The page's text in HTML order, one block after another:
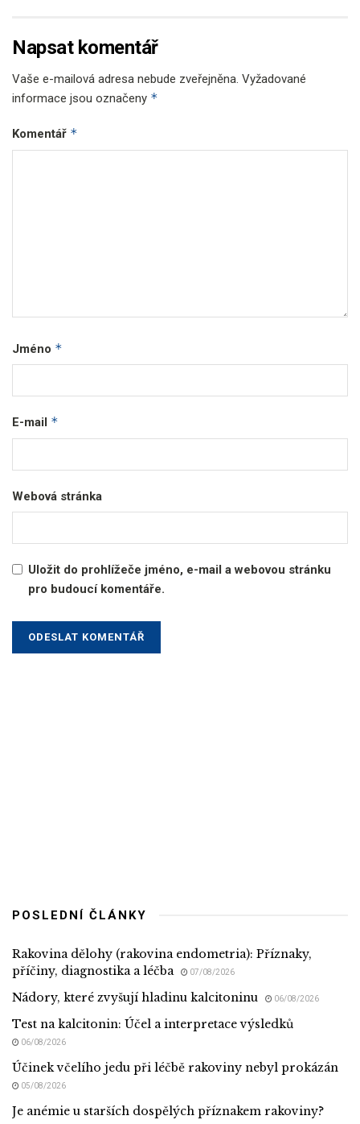
Napsat komentář
Vaše e-mailová adresa nebude zveřejněna. Vyžadované
informace jsou označeny *
Komentář *
Jméno *
E-mail *
Webová stránka
Uložit do prohlížeče jméno, e-mail a webovou stránku
pro budoucí komentáře.
POSLEDNÍ ČLÁNKY
Rakovina dělohy (rakovina endometria): Příznaky,
příčiny, diagnostika a léčba
07/08/2026
Nádory, které zvyšují hladinu kalcitoninu 06/08/2026
Test na kalcitonin: Účel a interpretace výsledků
06/08/2026
Účinek včelího jedu při léčbě rakoviny nebyl prokázán
05/08/2026
Je anémie u starších dospělých příznakem rakoviny?